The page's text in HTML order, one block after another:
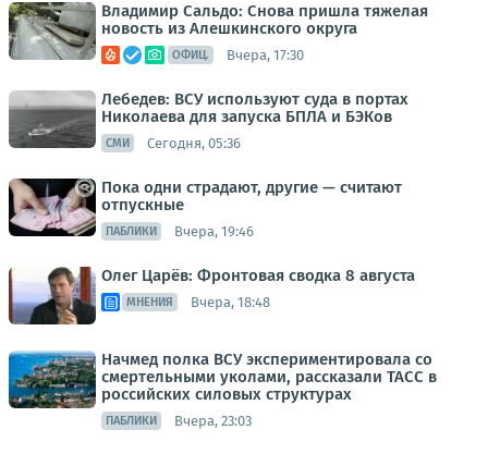
Владимир Сальдо: Снова пришла тяжелая
новость из Алешкинского округа
ОФИЦ. Вчера, 17:30
Лебедев: ВСУ используют суда в портах
Николаева для запуска БПЛА и БЭКов
СМИ Сегодня, 05:36
Пока одни страдают, другие — считают
отпускные
ПАБЛИКИ Вчера, 19:46
Олег Царёв: Фронтовая сводка 8 августа
МНЕНИЯ Вчера, 18:48
Начмед полка ВСУ экспериментировала со
смертельными уколами, рассказали ТАСС в
российских силовых структурах
ПАБЛИКИ Вчера, 23:03